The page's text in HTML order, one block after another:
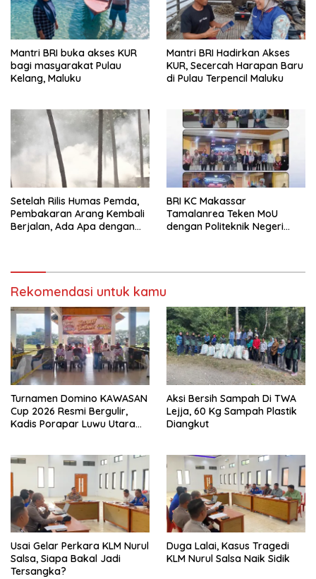
Mantri BRI buka akses KUR
bagi masyarakat Pulau
Kelang, Maluku
Mantri BRI Hadirkan Akses
KUR, Secercah Harapan Baru
di Pulau Terpencil Maluku
Setelah Rilis Humas Pemda,
Pembakaran Arang Kembali
Berjalan, Ada Apa dengan
BRI KC Makassar
Tamalanrea Teken MoU
dengan Politeknik Negeri
Rekomendasi untuk kamu
Turnamen Domino KAWASAN
Cup 2026 Resmi Bergulir,
Kadis Porapar Luwu Utara
Aksi Bersih Sampah Di TWA
Lejja, 60 Kg Sampah Plastik
Diangkut
‎Usai Gelar Perkara KLM Nurul
Salsa, Siapa Bakal Jadi
Tersangka?
Duga Lalai, Kasus Tragedi
KLM Nurul Salsa Naik Sidik